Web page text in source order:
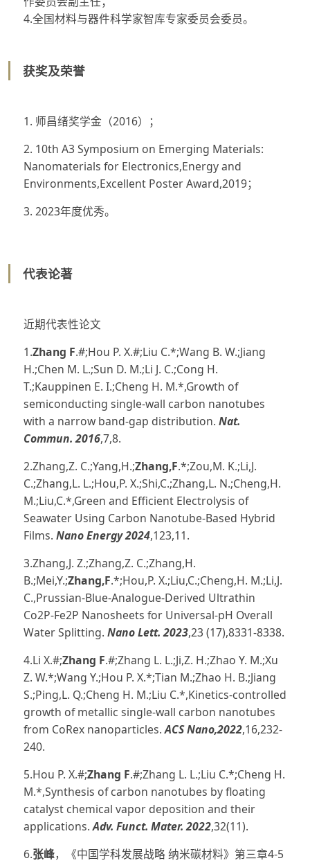
4.全国材料与器件科学家智库专家委员会委员。
获奖及荣誉
1. 师昌绪奖学金（2016）；
2. 10th A3 Symposium on Emerging Materials:
Nanomaterials for Electronics,Energy and
Environments,Excellent Poster Award,2019；
3. 2023年度优秀。
代表论著
近期代表性论文
1.Zhang F.#;Hou P. X.#;Liu C.*;Wang B. W.;Jiang
H.;Chen M. L.;Sun D. M.;Li J. C.;Cong H.
T.;Kauppinen E. I.;Cheng H. M.*,Growth of
semiconducting single-wall carbon nanotubes
with a narrow band-gap distribution. Nat.
Commun. 2016,7,8.
2.Zhang,Z. C.;Yang,H.;Zhang,F.*;Zou,M. K.;Li,J.
C.;Zhang,L. L.;Hou,P. X.;Shi,C.;Zhang,L. N.;Cheng,H.
M.;Liu,C.*,Green and Efficient Electrolysis of
Seawater Using Carbon Nanotube-Based Hybrid
Films. Nano Energy 2024,123,11.
3.Zhang,J. Z.;Zhang,Z. C.;Zhang,H.
B.;Mei,Y.;Zhang,F.*;Hou,P. X.;Liu,C.;Cheng,H. M.;Li,J.
C.,Prussian-Blue-Analogue-Derived Ultrathin
Co2P-Fe2P Nanosheets for Universal-pH Overall
Water Splitting. Nano Lett. 2023,23 (17),8331-8338.
4.Li X.#;Zhang F.#;Zhang L. L.;Ji,Z. H.;Zhao Y. M.;Xu
Z. W.*;Wang Y.;Hou P. X.*;Tian M.;Zhao H. B.;Jiang
S.;Ping,L. Q.;Cheng H. M.;Liu C.*,Kinetics-controlled
growth of metallic single-wall carbon nanotubes
from CoRex nanoparticles.ACS Nano,2022,16,232-
240.
5.Hou P. X.#;Zhang F.#;Zhang L. L.;Liu C.*;Cheng H.
M.*,Synthesis of carbon nanotubes by floating
catalyst chemical vapor deposition and their
applications.Adv. Funct. Mater. 2022,32(11).
6.张峰，《中国学科发展战略 纳米碳材料》第三章4-5